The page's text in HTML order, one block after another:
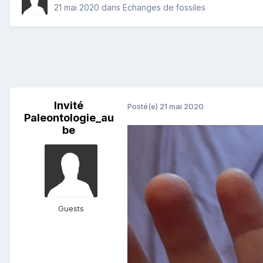
21 mai 2020 dans Echanges de fossiles
Invité
Paleontologie_au
be
Guests
Posté(e) 21 mai 2020